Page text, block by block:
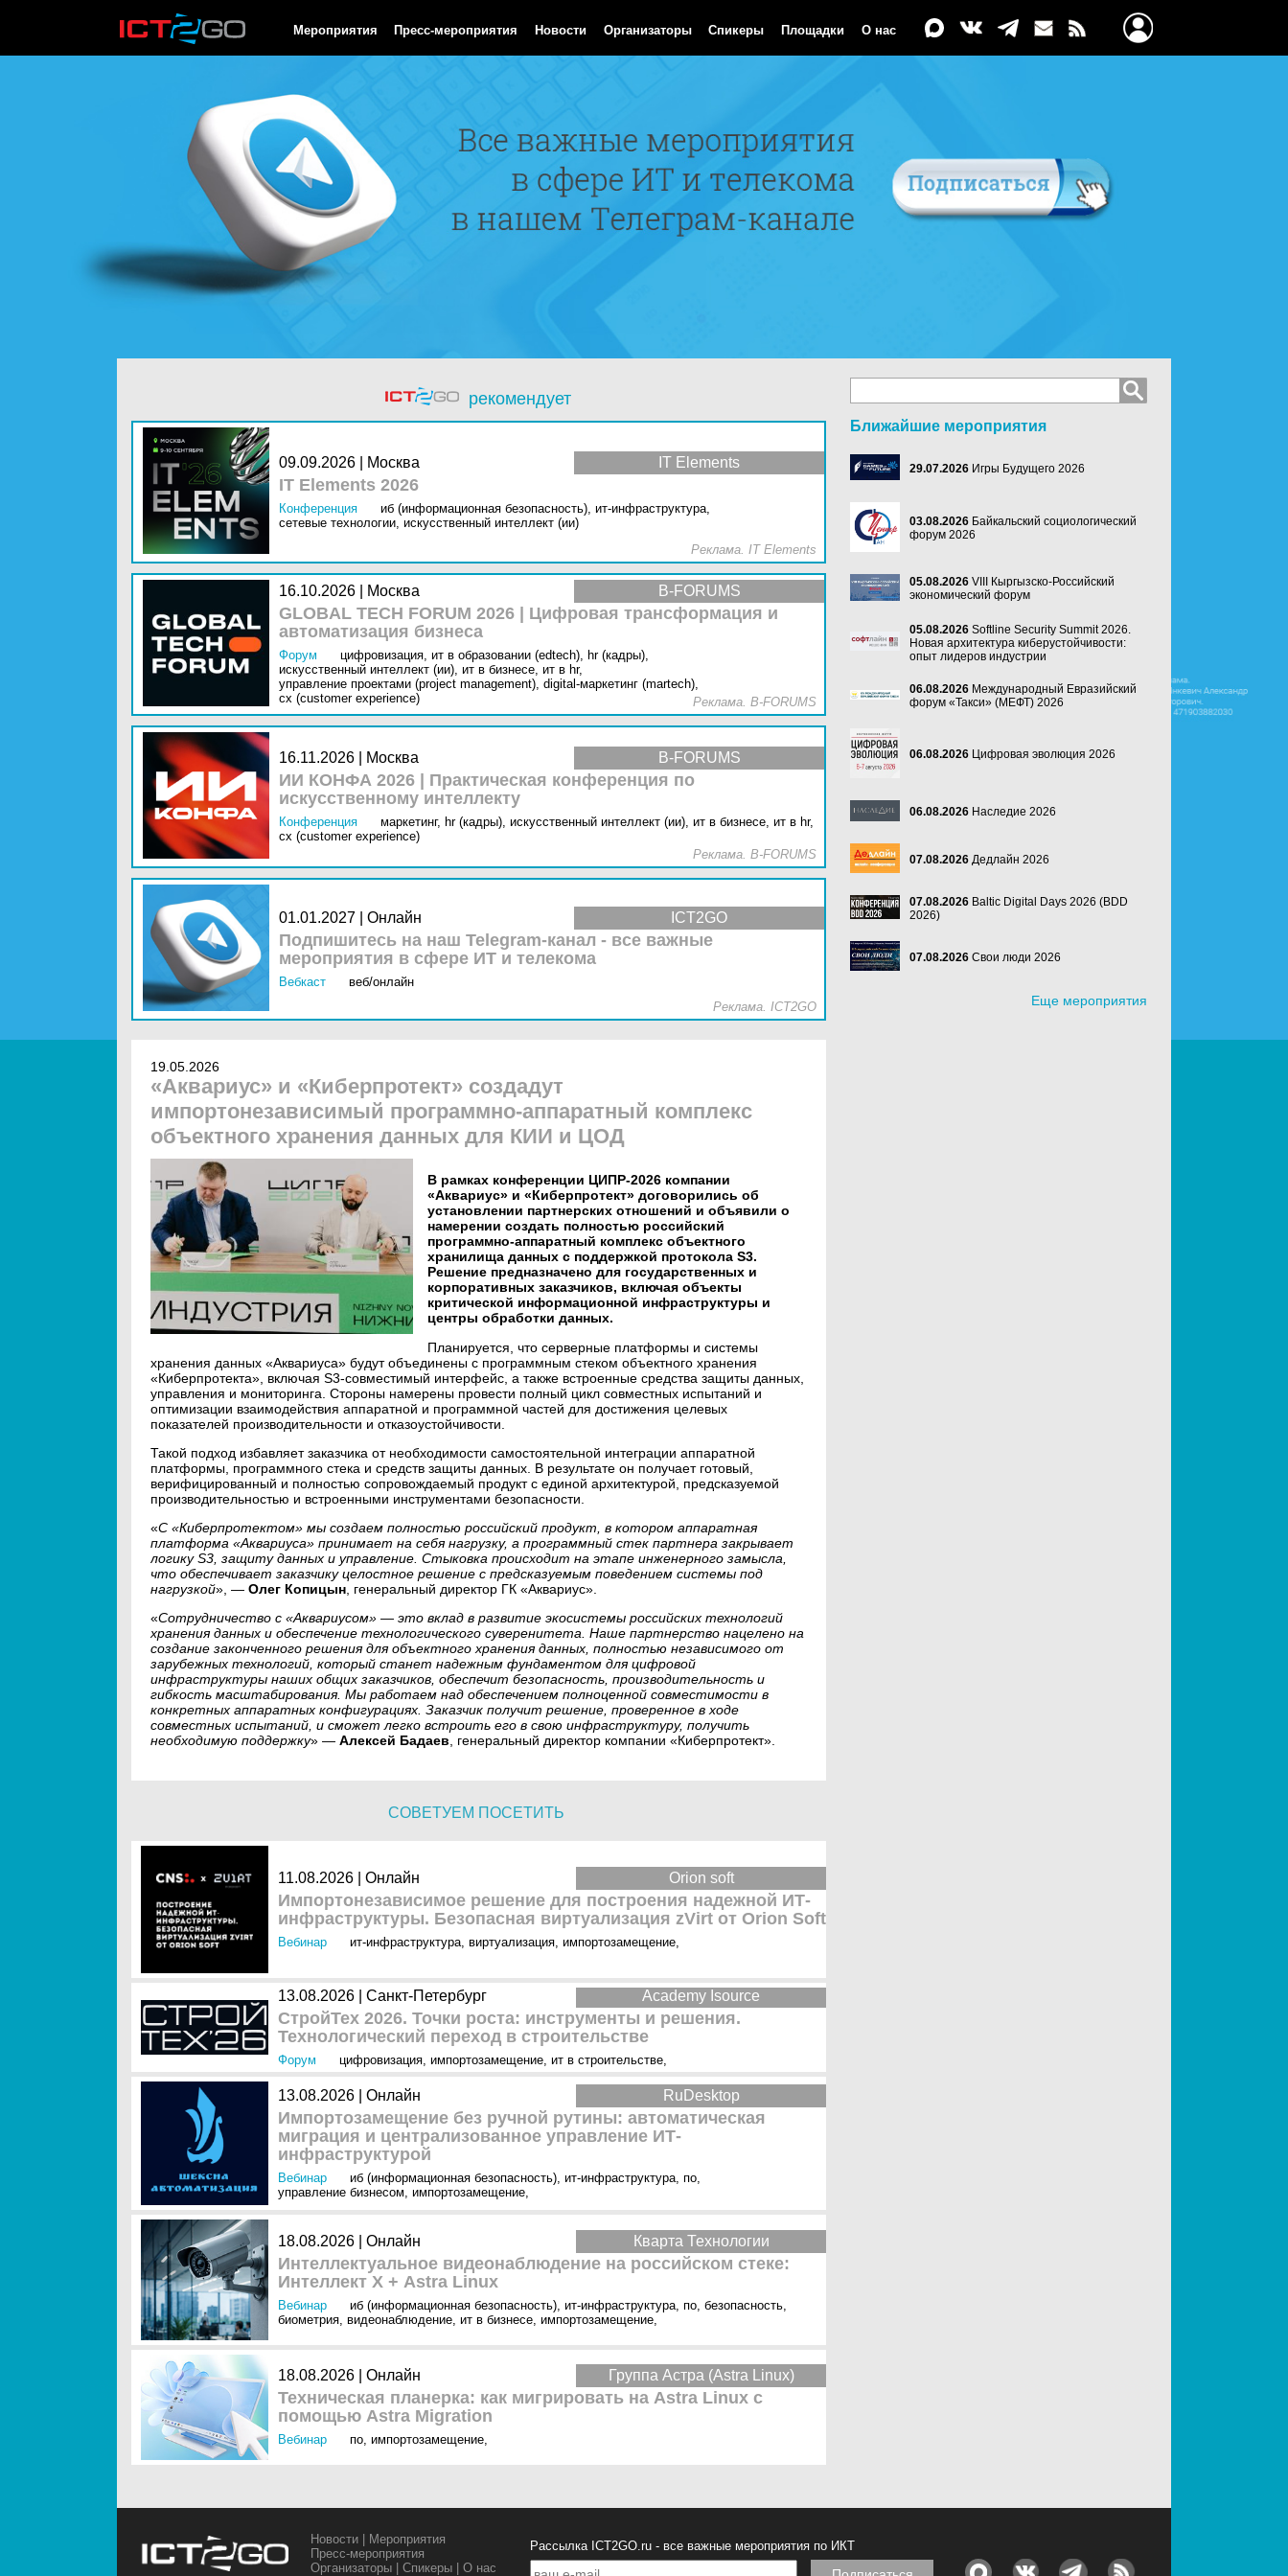
Мероприятия Пресс-мероприятия Новости Организаторы Спикеры Площадки О нас
рекомендует
IT Elements
09.09.2026 | Москва
IT Elements 2026
Конференция иб (информационная безопасность), ит-инфраструктура,
сетевые технологии, искусственный интеллект (ии)
Реклама. IT Elements
B-FORUMS
16.10.2026 | Москва
GLOBAL TECH FORUM 2026 | Цифровая трансформация и
автоматизация бизнеса
Форум цифровизация, ит в образовании (edtech), hr (кадры),
искусственный интеллект (ии), ит в бизнесе, ит в hr,
управление проектами (project management), digital-маркетинг (martech),
cx (customer experience)
Реклама. B-FORUMS
B-FORUMS
16.11.2026 | Москва
ИИ КОНФА 2026 | Практическая конференция по
искусственному интеллекту
Конференция маркетинг, hr (кадры), искусственный интеллект (ии), ит в бизнесе, ит в hr,
cx (customer experience)
Реклама. B-FORUMS
ICT2GO
01.01.2027 | Онлайн
Подпишитесь на наш Telegram-канал - все важные
мероприятия в сфере ИТ и телекома
Вебкаст
веб/онлайн
Реклама. ICT2GO
19.05.2026
«Аквариус» и «Киберпротект» создадут
импортонезависимый программно-аппаратный комплекс
объектного хранения данных для КИИ и ЦОД
В рамках конференции ЦИПР-2026 компании
«Аквариус» и «Киберпротект» договорились об
установлении партнерских отношений и объявили о
намерении создать полностью российский
программно-аппаратный комплекс объектного
хранилища данных с поддержкой протокола S3.
Решение предназначено для государственных и
корпоративных заказчиков, включая объекты
критической информационной инфраструктуры и
центры обработки данных.
Планируется, что серверные платформы и системы
хранения данных «Аквариуса» будут объединены с программным стеком объектного хранения
«Киберпротекта», включая S3-совместимый интерфейс, а также встроенные средства защиты данных,
управления и мониторинга. Стороны намерены провести полный цикл совместных испытаний и
оптимизации взаимодействия аппаратной и программной частей для достижения целевых
показателей производительности и отказоустойчивости.
Такой подход избавляет заказчика от необходимости самостоятельной интеграции аппаратной
платформы, программного стека и средств защиты данных. В результате он получает готовый,
верифицированный и полностью сопровождаемый продукт с единой архитектурой, предсказуемой
производительностью и встроенными инструментами безопасности.
«С «Киберпротектом» мы создаем полностью российский продукт, в котором аппаратная
платформа «Аквариуса» принимает на себя нагрузку, а программный стек партнера закрывает
логику S3, защиту данных и управление. Стыковка происходит на этапе инженерного замысла,
что обеспечивает заказчику целостное решение с предсказуемым поведением системы под
нагрузкой», — Олег Копицын , генеральный директор ГК «Аквариус».
«Сотрудничество с «Аквариусом» — это вклад в развитие экосистемы российских технологий
хранения данных и обеспечение технологического суверенитета. Наше партнерство нацелено на
создание законченного решения для объектного хранения данных, полностью независимого от
зарубежных технологий, который станет надежным фундаментом для цифровой
инфраструктуры наших общих заказчиков, обеспечит безопасность, производительность и
гибкость масштабирования. Мы работаем над обеспечением полноценной совместимости в
конкретных аппаратных конфигурациях. Заказчик получит решение, проверенное в ходе
совместных испытаний, и сможет легко встроить его в свою инфраструктуру, получить
необходимую поддержку» — Алексей Бадаев , генеральный директор компании «Киберпротект».
СОВЕТУЕМ ПОСЕТИТЬ
Orion soft
11.08.2026 | Онлайн
Импортонезависимое решение для построения надежной ИТ-
инфраструктуры. Безопасная виртуализация zVirt от Orion Soft
Вебинар ит-инфраструктура, виртуализация, импортозамещение,
Academy Isource
13.08.2026 | Санкт-Петербург
СтройТех 2026. Точки роста: инструменты и решения.
Технологический переход в строительстве
Форум цифровизация, импортозамещение, ит в строительстве,
RuDesktop
13.08.2026 | Онлайн
Импортозамещение без ручной рутины: автоматическая
миграция и централизованное управление ИТ-
инфраструктурой
Вебинар иб (информационная безопасность), ит-инфраструктура, по,
управление бизнесом, импортозамещение,
Кварта Технологии
18.08.2026 | Онлайн
Интеллектуальное видеонаблюдение на российском стеке:
Интеллект Х + Astra Linux
Вебинар иб (информационная безопасность), ит-инфраструктура, по, безопасность,
биометрия, видеонаблюдение, ит в бизнесе, импортозамещение,
Группа Астра (Astra Linux)
18.08.2026 | Онлайн
Техническая планерка: как мигрировать на Astra Linux с
помощью Astra Migration
Вебинар по, импортозамещение,
Ближайшие мероприятия
29.07.2026 Игры Будущего 2026
03.08.2026 Байкальский социологический
форум 2026
05.08.2026 VIII Кыргызско-Российский
экономический форум
05.08.2026 Softline Security Summit 2026.
Новая архитектура киберустойчивости:
опыт лидеров индустрии
06.08.2026 Международный Евразийский
форум «Такси» (МЕФТ) 2026
06.08.2026 Цифровая эволюция 2026
06.08.2026 Наследие 2026
07.08.2026 Дедлайн 2026
07.08.2026 Baltic Digital Days 2026 (BDD
2026)
07.08.2026 Свои люди 2026
Еще мероприятия
Новости
Мероприятия
Пресс-мероприятия
Организаторы |Спикеры |О нас
Рассылка ICT2GO.ru - все важные мероприятия по ИКТ